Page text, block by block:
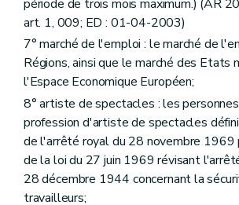
période de trois mois maximum.) (AR
art. 1, 009; ED : 01-04-2003)
7° marché de l'emploi : le marché de
Régions, ainsi que le marché des Etats
l'Espace Economique Européen;
8° artiste de spectacles : les
profession d'artiste de spectacles
de l'arrêté royal du 28 novembre 1969
de la loi du 27 juin 1969 révisant
28 décembre 1944 concernant la
travailleurs;